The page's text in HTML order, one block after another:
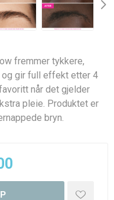
fremmer tykkere,
gir full effekt etter 4
når det gjelder
pleie. Produktet er
bryn.